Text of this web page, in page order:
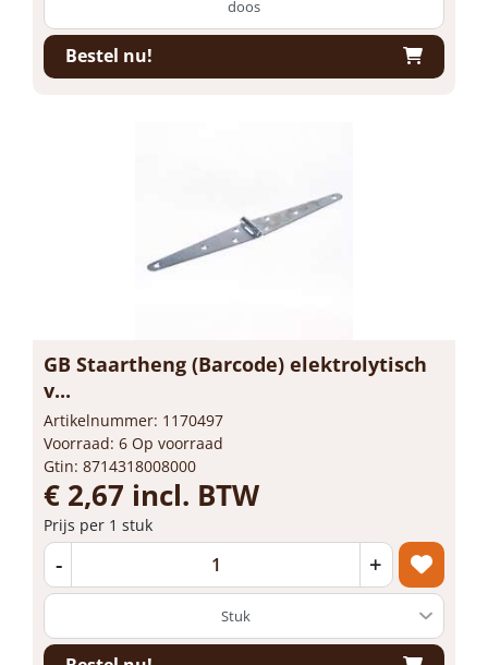
doos
Bestel nu!
GB Staartheng (Barcode) elektrolytisch
v...
Artikelnummer: 1170497
Voorraad: 6 Op voorraad
Gtin: 8714318008000
€ 2,67 incl. BTW
Prijs per 1 stuk
- +